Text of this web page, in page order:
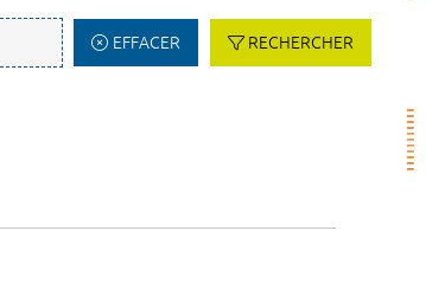
EFFACER RECHERCHER